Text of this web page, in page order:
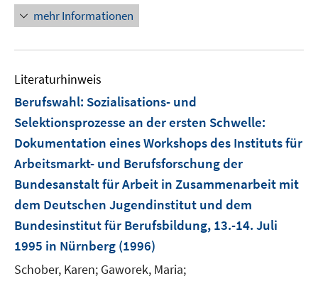
e
r
n
e
n
mehr Informationen
Literaturhinweis
Berufswahl: Sozialisations- und
Selektionsprozesse an der ersten Schwelle:
Dokumentation eines Workshops des Instituts für
Arbeitsmarkt- und Berufsforschung der
Bundesanstalt für Arbeit in Zusammenarbeit mit
dem Deutschen Jugendinstitut und dem
Bundesinstitut für Berufsbildung, 13.-14. Juli
1995 in Nürnberg (1996)
Schober, Karen; Gaworek, Maria;